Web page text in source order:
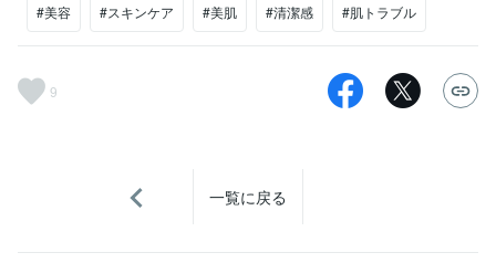
#美容 #スキンケア #美肌 #清潔感 #肌トラブル
9
一覧に戻る